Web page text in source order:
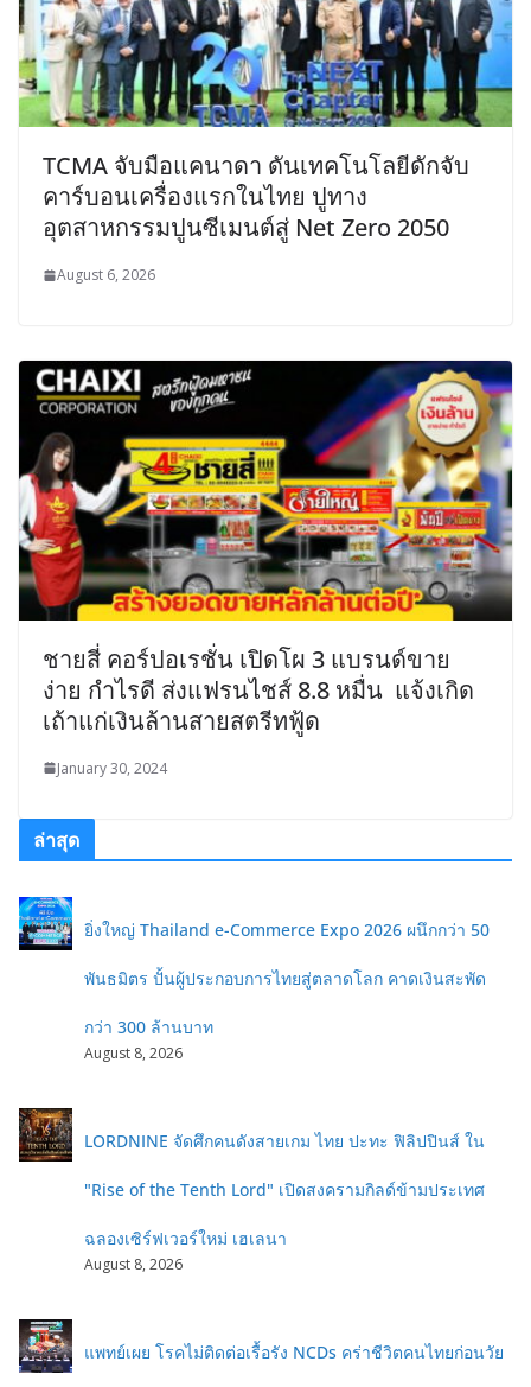
TCMA จับมือแคนาดา ดันเทคโนโลยีดักจับ
คาร์บอนเครื่องแรกในไทย ปูทาง
อุตสาหกรรมปูนซีเมนต์สู่ Net Zero 2050
August 6, 2026
ชายสี่ คอร์ปอเรชั่น เปิดโผ 3 แบรนด์ขาย
ง่าย กำไรดี ส่งแฟรนไชส์ 8.8 หมื่น แจ้งเกิด
เถ้าแก่เงินล้านสายสตรีทฟู้ด
January 30, 2024
ล่าสุด
ยิ่งใหญ่ Thailand e-Commerce Expo 2026 ผนึกกว่า 50
พันธมิตร ปั้นผู้ประกอบการไทยสู่ตลาดโลก คาดเงินสะพัด
กว่า 300 ล้านบาท
August 8, 2026
LORDNINE จัดศึกคนดังสายเกม ไทย ปะทะ ฟิลิปปินส์ ใน
"Rise of the Tenth Lord" เปิดสงครามกิลด์ข้ามประเทศ
ฉลองเซิร์ฟเวอร์ใหม่ เฮเลนา
August 8, 2026
แพทย์เผย โรคไม่ติดต่อเรื้อรัง NCDs คร่าชีวิตคนไทยก่อนวัย